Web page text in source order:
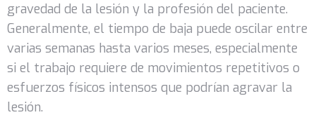
gravedad de la lesión y la profesión del paciente.
Generalmente, el tiempo de baja puede oscilar entre
varias semanas hasta varios meses, especialmente
si el trabajo requiere de movimientos repetitivos o
esfuerzos físicos intensos que podrían agravar la
lesión.